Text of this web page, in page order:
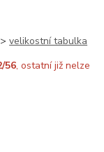
>velikostní tabulka
56, ostatní již nelze